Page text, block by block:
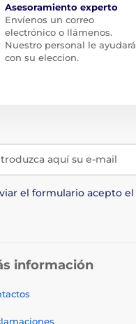
Asesoramiento experto
Envíenos un correo
electrónico o llámenos.
Nuestro personal le ayudará
con su eleccion.
aquí su e-mail
el formulario acepto el
información